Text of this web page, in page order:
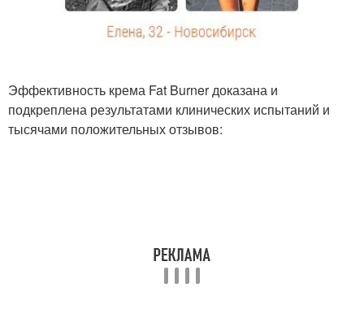
Эффективность крема Fat Burner доказана и
подкреплена результатами клинических испытаний и
тысячами положительных отзывов: